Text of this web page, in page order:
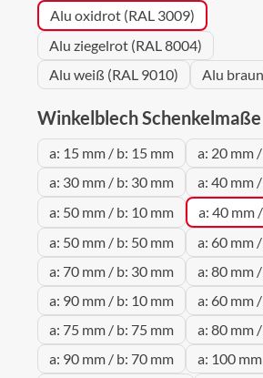
Alu oxidrot (RAL 3009)
Alu ziegelrot (RAL 8004)
Alu weiß (RAL 9010)
Alu
Winkelblech Schenkelmaße
a: 15 mm / b: 15 mm
a: 20 mm
a: 30 mm / b: 30 mm
a: 40 mm
a: 50 mm / b: 10 mm
a: 40 mm
a: 50 mm / b: 50 mm
a: 60 mm
a: 70 mm / b: 30 mm
a: 80 mm
a: 90 mm / b: 10 mm
a: 60 mm
a: 75 mm / b: 75 mm
a: 80 mm
a: 90 mm / b: 70 mm
a: 100